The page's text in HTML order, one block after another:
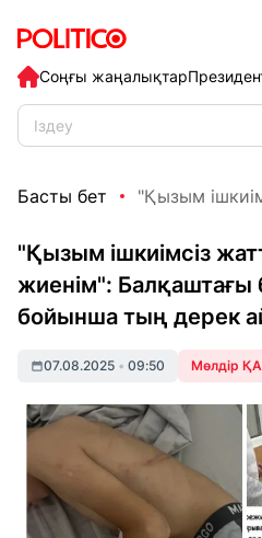
Соңғы жаңалықтар
Басты бет "Қызым
"Қызым ішкиімсіз
жиенім": Балқаштағы
бойынша тың дерек
07.08.2025 • 09:50 Мөлдір